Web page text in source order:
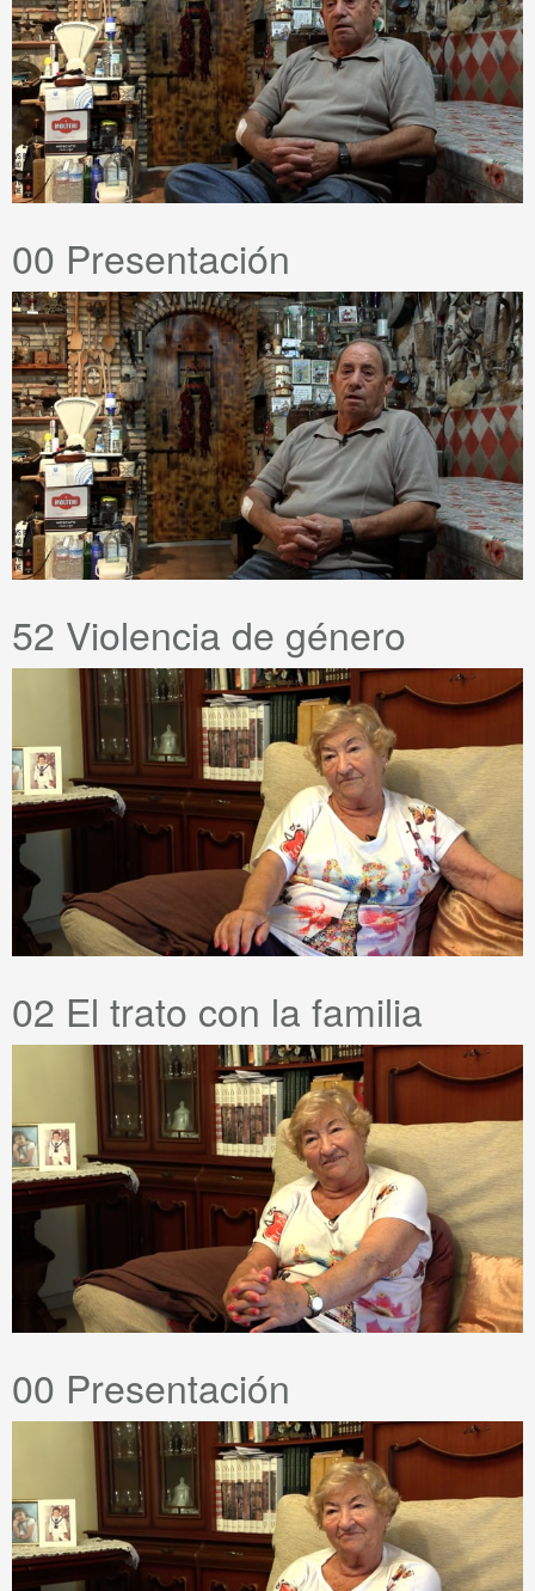
00 Presentación
52 Violencia de género
02 El trato con la familia
00 Presentación